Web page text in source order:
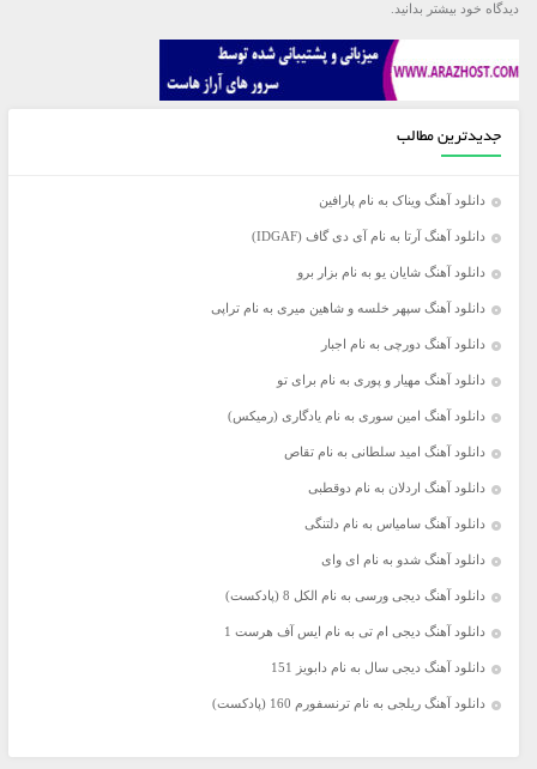
دیدگاه خود بیشتر بدانید.
جدیدترین مطالب
دانلود آهنگ ویناک به نام پارافین
دانلود آهنگ آرتا به نام آی دی گاف (IDGAF)
دانلود آهنگ شایان یو به نام بزار برو
دانلود آهنگ سپهر خلسه و شاهین میری به نام تراپی
دانلود آهنگ دورچی به نام اجبار
دانلود آهنگ مهیار و پوری به نام برای تو
دانلود آهنگ امین سوری به نام یادگاری (رمیکس)
دانلود آهنگ امید سلطانی به نام تقاص
دانلود آهنگ اردلان به نام دوقطبی
دانلود آهنگ سامیاس به نام دلتنگی
دانلود آهنگ شدو به نام ای وای
دانلود آهنگ دیجی ورسی به نام الکل 8 (پادکست)
دانلود آهنگ دیجی ام تی به نام ایس آف هرست 1
دانلود آهنگ دیجی سال به نام دابویز 151
دانلود آهنگ ریلجی به نام ترنسفورم 160 (پادکست)